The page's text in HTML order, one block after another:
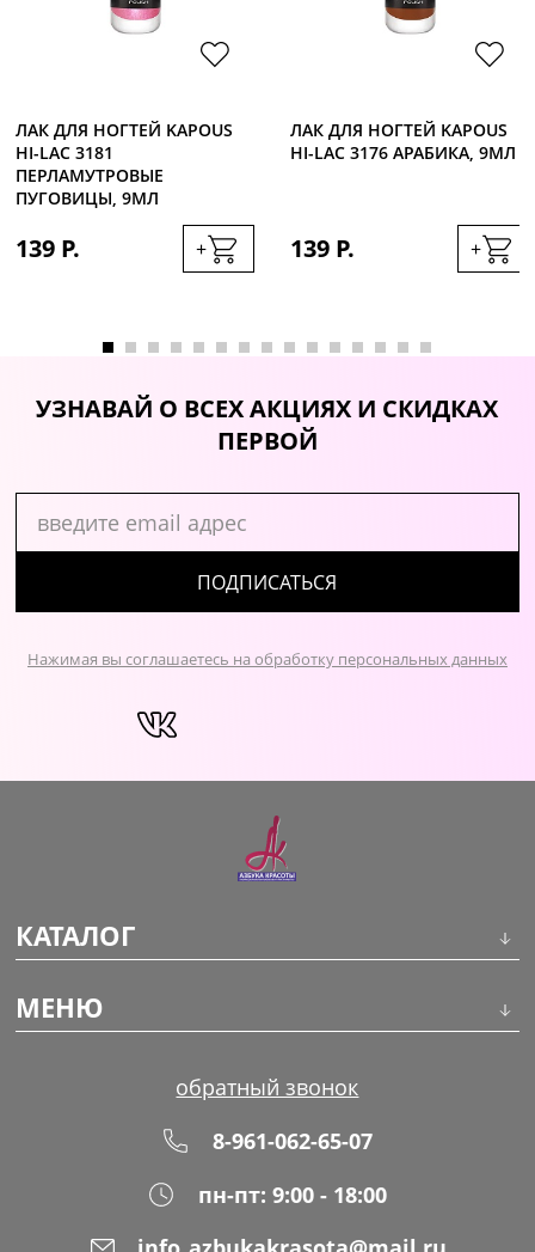
ЛАК ДЛЯ НОГТЕЙ KAPOUS
HI-LAC 3181
ПЕРЛАМУТРОВЫЕ
ПУГОВИЦЫ, 9МЛ
139 Р. +
ЛАК ДЛЯ НОГТЕЙ KAPOUS
HI-LAC 3176 АРАБИКА, 9МЛ
139 Р. +
УЗНАВАЙ О ВСЕХ АКЦИЯХ И СКИДКАХ
ПЕРВОЙ
ПОДПИСАТЬСЯ
Нажимая вы соглашаетесь на обработку персональных данных
КАТАЛОГ
Макияж
МЕНЮ
Оплата
обратный звонок
8-961-062-65-07
пн-пт: 9:00 - 18:00